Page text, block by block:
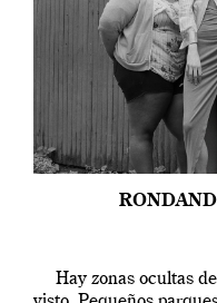
Hay zonas ocultas